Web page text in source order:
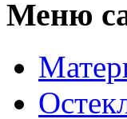
Меню